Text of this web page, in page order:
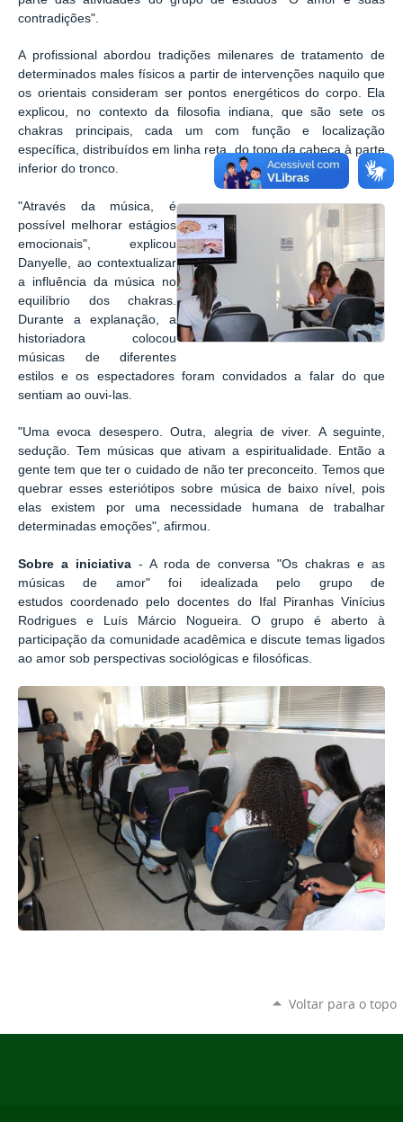
contradições".
A profissional abordou tradições milenares de tratamento de
determinados males físicos a partir de intervenções naquilo que
os orientais consideram ser pontos energéticos do corpo. Ela
explicou, no contexto da filosofia indiana, que são sete os
chakras principais, cada um com função e localização
específica, distribuídos em linha reta, do topo da cabeça à parte
inferior do tronco.
"Através da música, é
possível melhorar estágios
emocionais", explicou
Danyelle, ao contextualizar
a influência da música no
equilíbrio dos chakras.
Durante a explanação, a
historiadora colocou
músicas de diferentes
estilos e os espectadores foram convidados a falar do que
sentiam ao ouvi-las.
"Uma evoca desespero. Outra, alegria de viver. A seguinte,
sedução. Tem músicas que ativam a espiritualidade. Então a
gente tem que ter o cuidado de não ter preconceito. Temos que
quebrar esses esteriótipos sobre música de baixo nível, pois
elas existem por uma necessidade humana de trabalhar
determinadas emoções", afirmou.
Sobre a iniciativa- A roda de conversa "Os chakras e as
músicas de amor" foi idealizada pelo grupo de
estudos coordenado pelo docentes do Ifal Piranhas Vinícius
Rodrigues e Luís Márcio Nogueira. O grupo é aberto à
participação da comunidade acadêmica e discute temas ligados
ao amor sob perspectivas sociológicas e filosóficas.
Voltar para o topo